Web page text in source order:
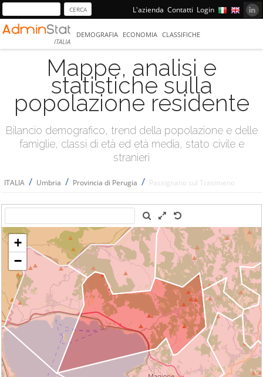
L'azienda Contatti Login
ITALIA
DEMOGRAFIA ECONOMIA CLASSIFICHE
Mappe, analisi e
statistiche sulla
popolazione residente
Bilancio demografico, trend della popolazione e delle
famiglie, classi di età ed età media, stato civile e
stranieri
ITALIA / Umbria / Provincia di Perugia / Passignano sul Trasimeno